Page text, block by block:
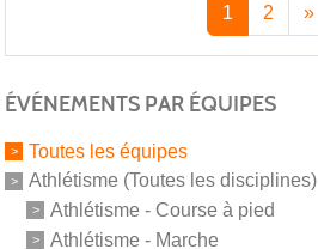
1 2 »
ÉVÉNEMENTS PAR ÉQUIPES
Toutes les équipes
Athlétisme (Toutes les disciplines)
Athlétisme - Course à pied
Athlétisme - Marche